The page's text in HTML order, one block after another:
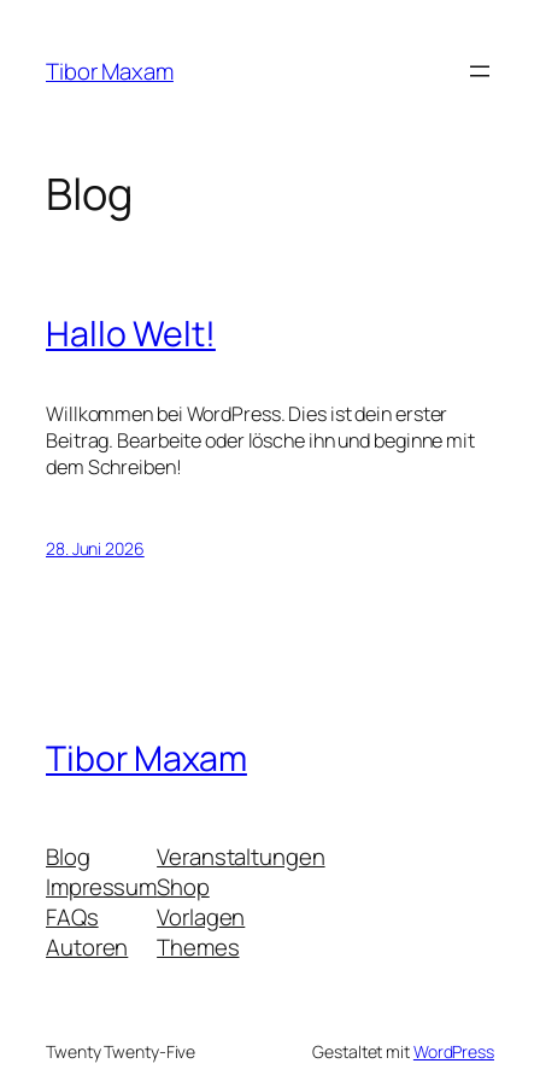
springen
Tibor Maxam
Blog
Hallo Welt!
Willkommen bei WordPress. Dies ist dein erster
Beitrag. Bearbeite oder lösche ihn und beginne mit
dem Schreiben!
28. Juni 2026
Tibor Maxam
Blog
Impressum
FAQs
Autoren
Veranstaltungen
Shop
Vorlagen
Themes
Twenty Twenty-Five Gestaltet mitWordPress